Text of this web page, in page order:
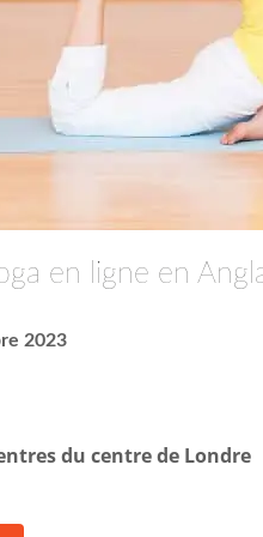
en ligne en
2023
du centre de Londre